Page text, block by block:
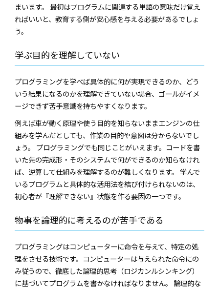
まいます。 最初はプログラムに関連する単語の意味だけ覚え
ればいいと、教育する側が安心感を与える必要があるでしょ
う。
学ぶ目的を理解していない
プログラミングを学べば具体的に何が実現できるのか、どう
いう結果になるのかを理解できていない場合、ゴールがイメ
ージできず苦手意識を持ちやすくなります。
例えば車が動く原理や使う目的を知らないままエンジンの仕
組みを学んだとしても、作業の目的や意図は分からないでし
ょう。 プログラミングでも同じことがいえます。コードを書
いた先の完成形・そのシステムで何ができるのか知らなけれ
ば、逆算して仕組みを理解するのが難しくなります。 学んで
いるプログラムと具体的な活用法を結び付けられないのは、
初心者が『理解できない』状態を作る要因の一つです。
物事を論理的に考えるのが苦手である
プログラミングはコンピューターに命令を与えて、特定の処
理をさせる技術です。コンピューターは与えられた命令にの
み従うので、徹底した論理的思考（ロジカンルシンキング）
に基づいてプログラムを書かなければなりません。 論理的な